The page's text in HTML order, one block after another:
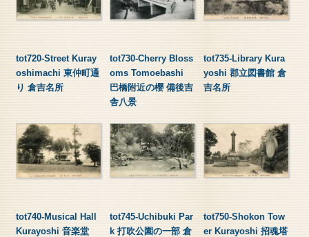
tot720-Street Kuray
oshimachi 東仲町通
り 倉吉名所
tot730-Cherry Bloss
oms Tomoebashi
巴橋附近の櫻 備後吉
舎八景
tot735-Library Kura
yoshi 郡立図書館 倉
吉名所
tot740-Musical Hall
Kurayoshi 音楽堂
tot745-Uchibuki Par
k 打吹公園の一部 倉
tot750-Shokon Tow
er Kurayoshi 招魂塔